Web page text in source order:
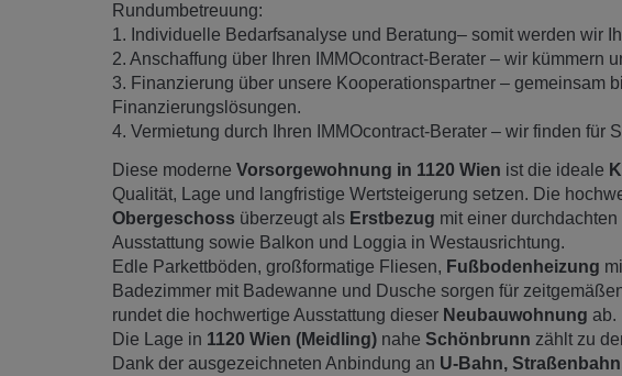
Rundumbetreuung:
1. Individuelle Bedarfsanalyse und Beratung– somit werden wir
2. Anschaffung über Ihren IMMOcontract-Berater – wir kümmern
3. Finanzierung über unsere Kooperationspartner – gemeinsam
Finanzierungslösungen.
4. Vermietung durch Ihren IMMOcontract-Berater – wir finden für
Diese moderne Vorsorgewohnung in 1120 Wien ist die ideale
Qualität, Lage und langfristige Wertsteigerung setzen. Die
Obergeschoss überzeugt als Erstbezug mit einer
Ausstattung sowie Balkon und Loggia in Westausrichtung.
Edle Parkettböden, großformatige Fliesen, Fußbodenheizung
Badezimmer mit Badewanne und Dusche sorgen für
rundet die hochwertige Ausstattung dieser Neubauwohnung ab.
Die Lage in 1120 Wien (Meidling) nahe Schönbrunn zählt zu
Dank der ausgezeichneten Anbindung an U-Bahn,